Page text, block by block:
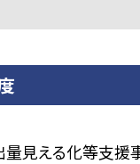
量見える化等支援